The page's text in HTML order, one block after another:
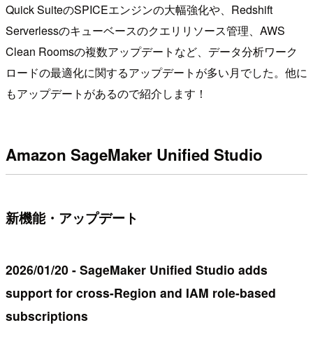
Quick SuiteのSPICEエンジンの大幅強化や、Redshift
Serverlessのキューベースのクエリリソース管理、AWS
Clean Roomsの複数アップデートなど、データ分析ワーク
ロードの最適化に関するアップデートが多い月でした。他に
もアップデートがあるので紹介します！
Amazon SageMaker Unified Studio
新機能・アップデート
2026/01/20 - SageMaker Unified Studio adds
support for cross-Region and IAM role-based
subscriptions